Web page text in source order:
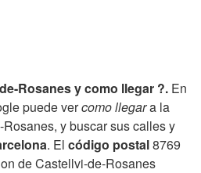
Rosanes y como llegar ?. En
puede vercomo llegara la
y buscar sus calles y
. El código postal8769
de Castellvi-de-Rosanes